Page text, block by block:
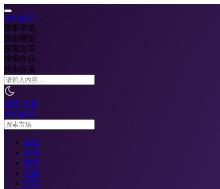
PRO会员
搜索市场
搜索模型
搜索文章
搜索作品
搜索作者
登录 注册
PRO会员
首页
市场
模型
文章
作品